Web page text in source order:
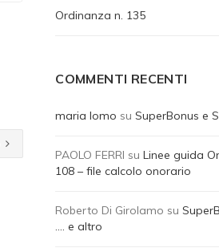
Ordinanza n. 135
COMMENTI RECENTI
maria lomo suSuperBonus e
PAOLO FERRI suLinee guida
108 – file calcolo onorario
Roberto Di Girolamo su
…. e altro